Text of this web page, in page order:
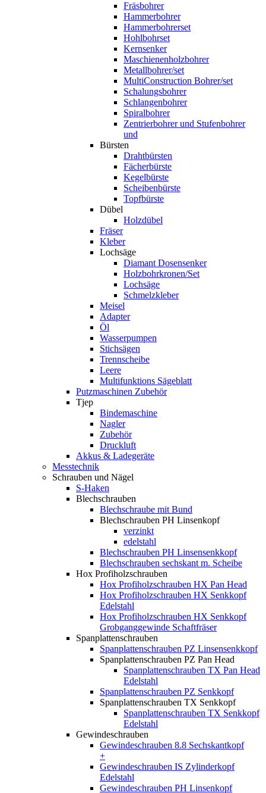
Fräsbohrer
Hammerbohrer
Hammerbohrerset
Hohlbohrset
Kernsenker
Maschienenholzbohrer
Metallbohrer/set
MultiConstruction Bohrer/set
Schalungsbohrer
Schlangenbohrer
Spiralbohrer
Zentrierbohrer und Stufenbohrer
und
Bürsten
Drahtbürsten
Fächerbürste
Kegelbürste
Scheibenbürste
Topfbürste
Dübel
Holzdübel
Fräser
Kleber
Lochsäge
Diamant Dosensenker
Holzbohrkronen/Set
Lochsäge
Schmelzkleber
Meisel
Adapter
Öl
Wasserpumpen
Stichsägen
Trennscheibe
Leere
Multifunktions Sägeblatt
Putzmaschinen Zubehör
Tjep
Bindemaschine
Nagler
Zubehör
Druckluft
Akkus & Ladegeräte
Messtechnik
Schrauben und Nägel
S-Haken
Blechschrauben
Blechschraube mit Bund
Blechschrauben PH Linsenkopf
verzinkt
edelstahl
Blechschrauben PH Linsensenkkopf
Blechschrauben sechskant m. Scheibe
Hox Profiholzschrauben
Hox Profiholzschrauben HX Pan Head
Hox Profiholzschrauben HX Senkkopf
Edelstahl
Hox Profiholzschrauben HX Senkkopf
Grobganggewinde Schaftfräser
Spanplattenschrauben
Spanplattenschrauben PZ Linsensenkkopf
Spanplattenschrauben PZ Pan Head
Spanplattenschrauben TX Pan Head
Edelstahl
Spanplattenschrauben PZ Senkkopf
Spanplattenschrauben TX Senkkopf
Spanplattenschrauben TX Senkkopf
Edelstahl
Gewindeschrauben
Gewindeschrauben 8.8 Sechskantkopf
+
Gewindeschrauben IS Zylinderkopf
Edelstahl
Gewindeschrauben PH Linsenkopf